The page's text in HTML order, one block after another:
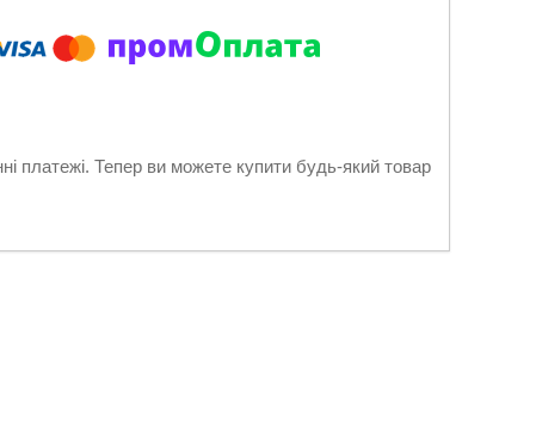
платежі. Тепер ви можете купити будь-який товар